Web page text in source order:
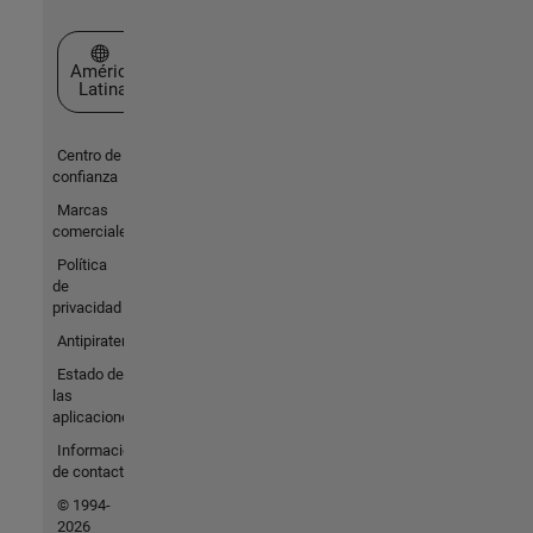
Seleccione un país/idioma
América
Latina
Centro de
confianza
Marcas
comerciales
Política
de
privacidad
Antipiratería
Estado de
las
aplicaciones
Información
de contacto
© 1994-
2026